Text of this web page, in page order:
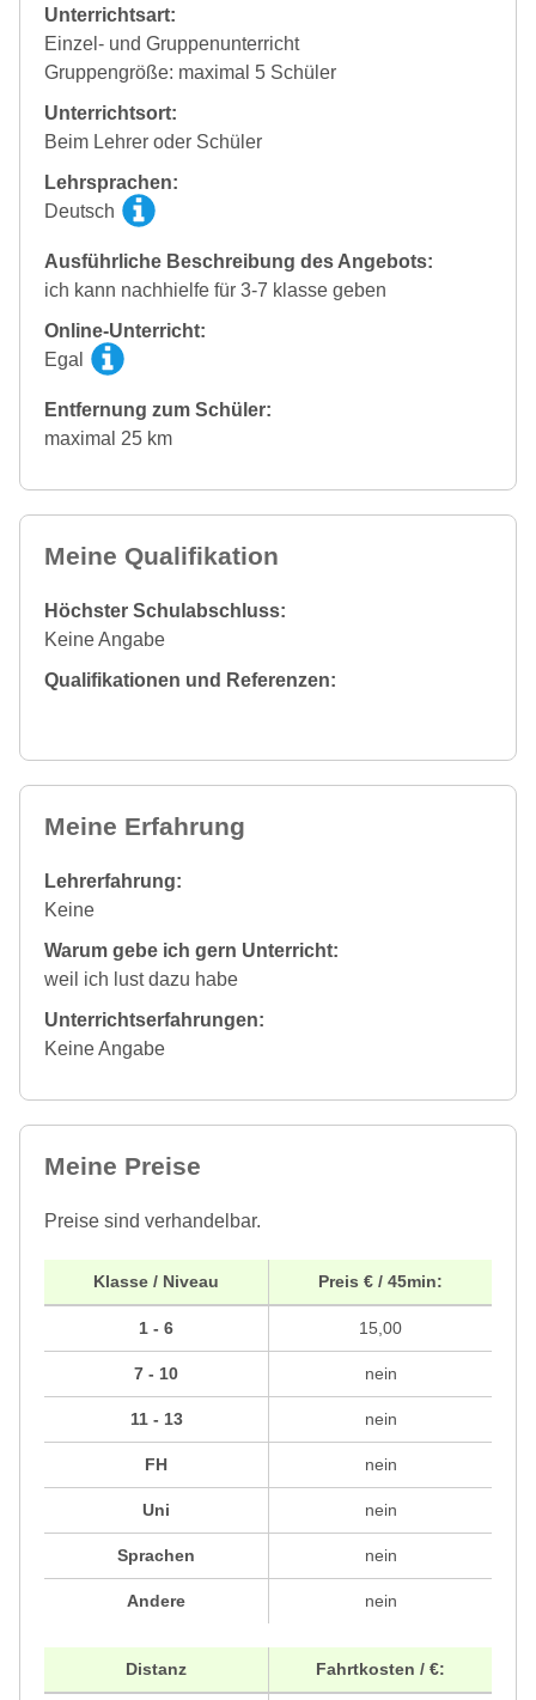
Unterrichtsart:
Einzel- und Gruppenunterricht
Gruppengröße: maximal 5 Schüler
Unterrichtsort:
Beim Lehrer oder Schüler
Lehrsprachen:
Deutsch
Ausführliche Beschreibung des Angebots:
ich kann nachhielfe für 3-7 klasse geben
Online-Unterricht:
Egal
Entfernung zum Schüler:
maximal 25 km
Meine Qualifikation
Höchster Schulabschluss:
Keine Angabe
Qualifikationen und Referenzen:
Meine Erfahrung
Lehrerfahrung:
Keine
Warum gebe ich gern Unterricht:
weil ich lust dazu habe
Unterrichtserfahrungen:
Keine Angabe
Meine Preise
Preise sind verhandelbar.
Klasse / Niveau
1 - 6
7 - 10
11 - 13
FH
Uni
Sprachen
Andere
Preis € / 45min:
15,00
nein
nein
nein
nein
nein
nein
Distanz Fahrtkosten / €: